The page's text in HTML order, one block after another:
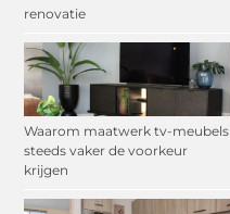
renovatie
Waarom maatwerk tv-meubels
steeds vaker de voorkeur
krijgen